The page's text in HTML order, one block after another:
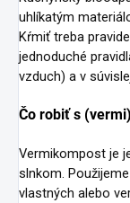
uhlíkatým
Kŕmiť treba
jednoduché
vzduch) a v
Čo robiť s
Vermikompost je
slnkom.
vlastných alebo